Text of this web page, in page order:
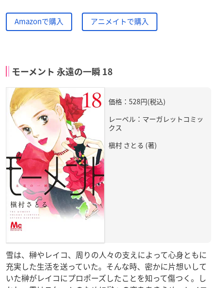
Amazonで購入 アニメイトで購入
モーメント 永遠の一瞬 18
価格：528円(税込)
レーベル：マーガレットコミッ
クス
槇村 さとる (著)
雪は、榊やレイコ、周りの人々の支えによって心身ともに
充実した生活を送っていた。そんな時、密かに片想いして
いた榊がレイコにプロポーズしたことを知って傷つく。し